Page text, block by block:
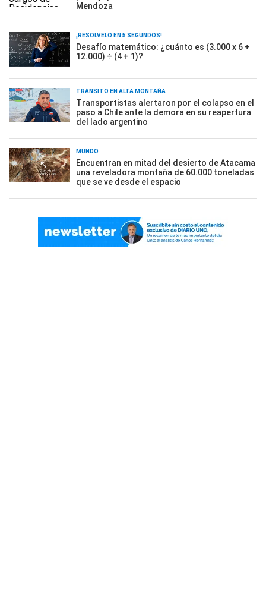
Mendoza
¡RESOLVELO EN 5 SEGUNDOS!
Desafío matemático: ¿cuánto es (3.000 x 6 +
12.000) ÷ (4 + 1)?
TRÁNSITO EN ALTA MONTAÑA
Transportistas alertaron por el colapso en el
paso a Chile ante la demora en su reapertura
del lado argentino
MUNDO
Encuentran en mitad del desierto de Atacama
una reveladora montaña de 60.000 toneladas
que se ve desde el espacio